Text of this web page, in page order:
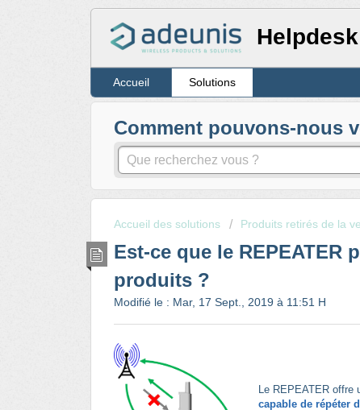
Helpdesk
Accueil Solutions
Comment pouvons-nous
Accueil des solutions Produits retirés de la
Est-ce que le REPEATER
produits ?
Modifié le : Mar, 17 Sept., 2019 à 11:51 H
Le REPEATER offre
capable de répéter